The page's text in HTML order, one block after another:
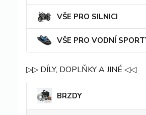
VŠE PRO SILNICI
VŠE PRO VODNÍ
▷▷ DÍLY, DOPLŇKY A JINÉ ◁◁
BRZDY